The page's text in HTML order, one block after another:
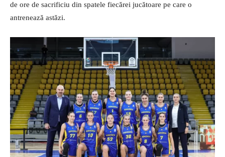
de ore de sacrificiu din spatele fiecărei jucătoare pe care o
antrenează astăzi.